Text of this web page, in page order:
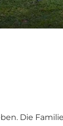
Die